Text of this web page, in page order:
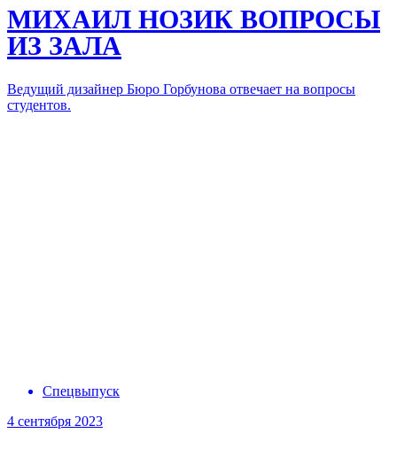
МИХАИЛ НОЗИК ВОПРОСЫ
ИЗ ЗАЛА
Ведущий дизайнер Бюро Горбунова отвечает на вопросы
студентов.
Спецвыпуск
4 сентября 2023